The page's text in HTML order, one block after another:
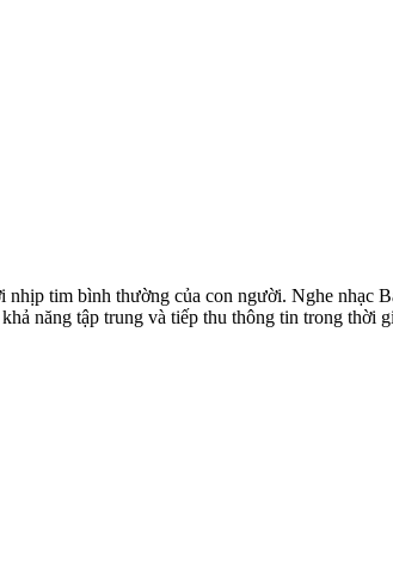
tim bình thường của con người. Nghe nhạc
năng tập trung và tiếp thu thông tin trong thời